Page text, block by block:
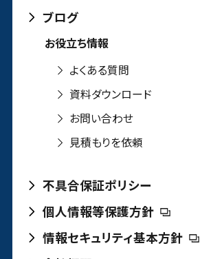
ブログ
お役立ち情報
よくある質問
資料ダウンロード
お問い合わせ
見積もりを依頼
不具合保証ポリシー
個人情報等保護方針
情報セキュリティ基本方針